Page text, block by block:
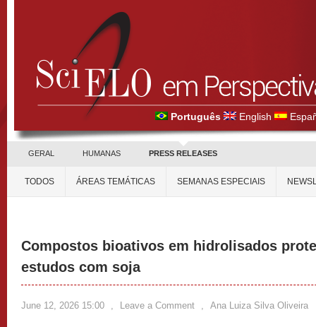
Português English
GERAL HUMANAS PRESS RELEASES
TODOS ÁREAS TEMÁTICAS SEMANAS ESPECIAIS
Compostos bioativos em hidrolisados
estudos com soja
June 12, 2026 15:00 , Leave a Comment , Ana Luiza Silva Oliveira